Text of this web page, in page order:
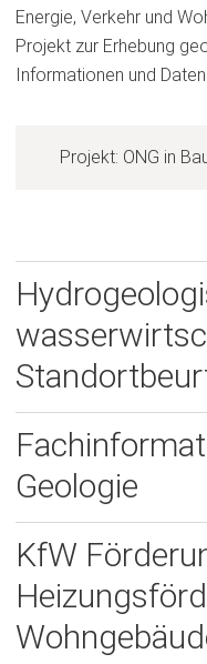
Energie, Verkehr und
Projekt zur Erhebung
Informationen und
Projekt: ONG in
e
t
n
e
i
n
e
n
e
e
Geologie
KfW